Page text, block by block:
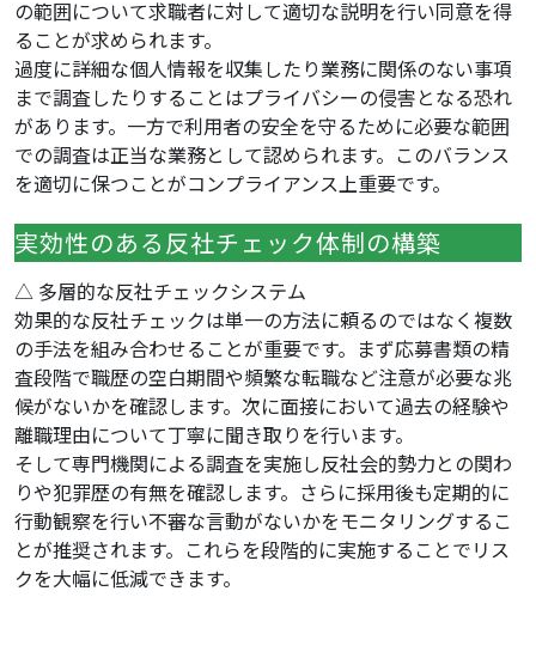
の範囲について求職者に対して適切な説明を行い同意を得
ることが求められます。
過度に詳細な個人情報を収集したり業務に関係のない事項
まで調査したりすることはプライバシーの侵害となる恐れ
があります。一方で利用者の安全を守るために必要な範囲
での調査は正当な業務として認められます。このバランス
を適切に保つことがコンプライアンス上重要です。
実効性のある反社チェック体制の構築
△ 多層的な反社チェックシステム
効果的な反社チェックは単一の方法に頼るのではなく複数
の手法を組み合わせることが重要です。まず応募書類の精
査段階で職歴の空白期間や頻繁な転職など注意が必要な兆
候がないかを確認します。次に面接において過去の経験や
離職理由について丁寧に聞き取りを行います。
そして専門機関による調査を実施し反社会的勢力との関わ
りや犯罪歴の有無を確認します。さらに採用後も定期的に
行動観察を行い不審な言動がないかをモニタリングするこ
とが推奨されます。これらを段階的に実施することでリス
クを大幅に低減できます。